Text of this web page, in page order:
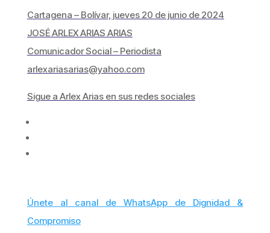
Cartagena – Bolívar, jueves 20 de junio de 2024
JOSÉ ARLEX ARIAS ARIAS
Comunicador Social – Periodista
arlexariasarias@yahoo.com
Sigue a Arlex Arias en sus redes sociales
Únete al canal de WhatsApp de Dignidad &
Compromiso